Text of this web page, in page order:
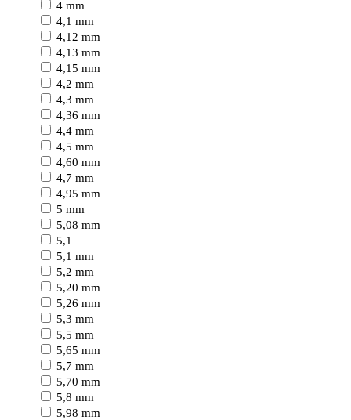
4 mm
4,1 mm
4,12 mm
4,13 mm
4,15 mm
4,2 mm
4,3 mm
4,36 mm
4,4 mm
4,5 mm
4,60 mm
4,7 mm
4,95 mm
5 mm
5,08 mm
5,1
5,1 mm
5,2 mm
5,20 mm
5,26 mm
5,3 mm
5,5 mm
5,65 mm
5,7 mm
5,70 mm
5,8 mm
5,98 mm